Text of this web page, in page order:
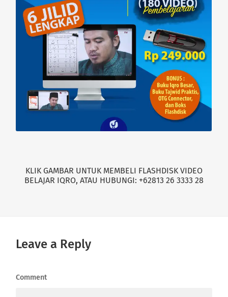
KLIK GAMBAR UNTUK MEMBELI FLASHDISK VIDEO
BELAJAR IQRO, ATAU HUBUNGI: +62813 26 3333 28
Leave a Reply
Comment